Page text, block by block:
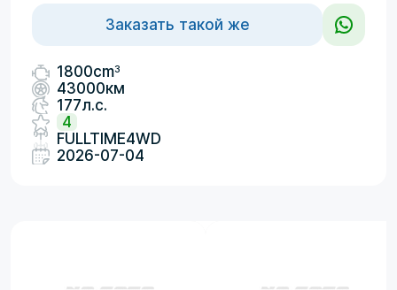
Заказать такой же
1800cm3
43000км
177л.с.
4
FULLTIME4WD
2026-07-04